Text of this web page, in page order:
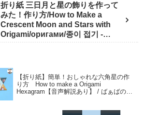
折り紙 三日月と星の飾りを作って
みた！作り方/How to Make a
Crescent Moon and Stars with
Origami/оригами/종이 접기 -
【折り紙】簡単！おしゃれな六角星の作
り方 How to make a Origami
Hexagram【音声解説あり】 / ばぁばの折